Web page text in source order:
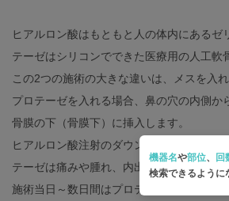
ヒアルロン酸はもともと人の体内にあるゼ
テーゼはシリコンでできた医療用の人工軟
この2つの施術の大きな違いは、メスを入れ
プロテーゼを入れる場合、鼻の穴の内側か
骨膜の下（骨膜下）に挿入します。
ヒアルロン酸注射のダウンタイムはほとん
テーゼは痛みや腫れ、内出血などのダウン
施術当日～数日間はプロテーゼが動かない
機器名や部位、 回
検索できるように